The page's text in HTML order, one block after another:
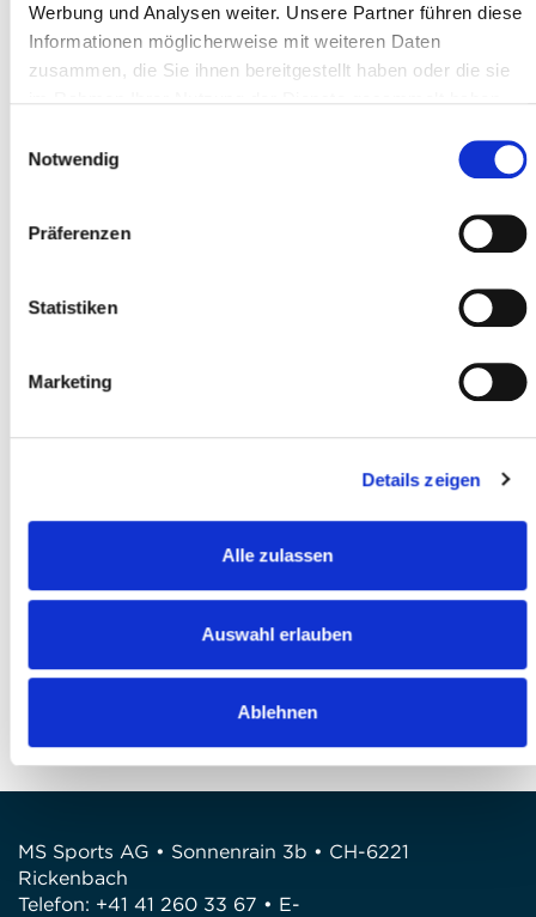
Werbung und Analysen weiter. Unsere Partner führen diese
Informationen möglicherweise mit weiteren Daten
zusammen, die Sie ihnen bereitgestellt haben oder die sie
Notwendig
Präferenzen
Statistiken
Marketing
Details zeigen
Alle zulassen
Auswahl erlauben
Ablehnen
Postleitzahl *
Teilnehmer
Datenschutzbestimmungen
gelesen und bin damit einverstanden *
Anmeldung abschliessen
MS Sports AG • Sonnenrain 3b • CH-6221
Rickenbach
Telefon: +41 41 260 33 67 • E-